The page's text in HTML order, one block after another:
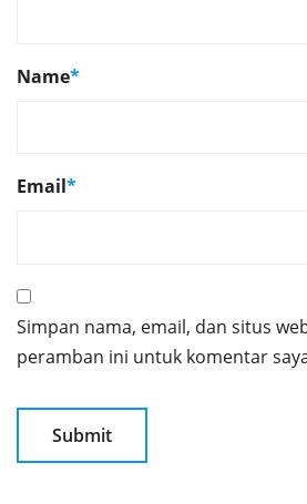
Name*
Email*
Simpan nama, email, dan situs
peramban ini untuk komentar